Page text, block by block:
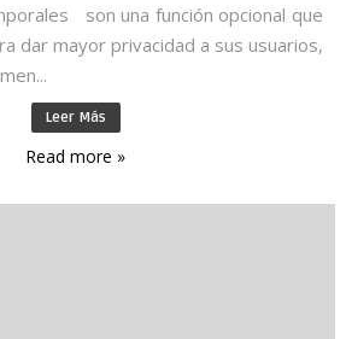
son una función opcional que
dar mayor privacidad a sus usuarios,
Leer Más
Read more »